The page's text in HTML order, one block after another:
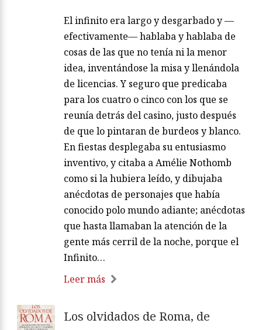
El infinito era largo y desgarbado y —
efectivamente— hablaba y hablaba de
cosas de las que no tenía ni la menor
idea, inventándose la misa y llenándola
de licencias. Y seguro que predicaba
para los cuatro o cinco con los que se
reunía detrás del casino, justo después
de que lo pintaran de burdeos y blanco.
En fiestas desplegaba su entusiasmo
inventivo, y citaba a Amélie Nothomb
como si la hubiera leído, y dibujaba
anécdotas de personajes que había
conocido polo mundo adiante; anécdotas
que hasta llamaban la atención de la
gente más cerril de la noche, porque el
Infinito…
Leer más
Los olvidados de Roma, de